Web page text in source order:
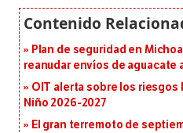
Plan de seguridad en
reanudar envíos de aguacate
OIT alerta sobre los riesgos
Niño 2026-2027
El gran terremoto de